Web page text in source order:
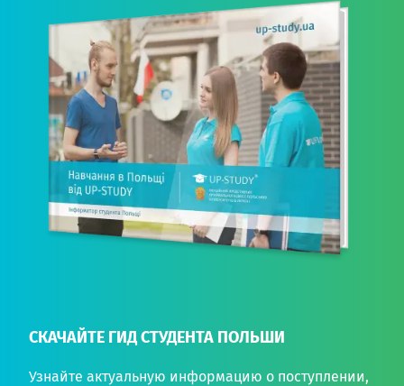
СКАЧАЙТЕ ГИД СТУДЕНТА ПОЛЬШИ
Узнайте актуальную информацию о поступлении,